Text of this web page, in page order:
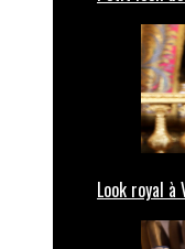
Look royal à